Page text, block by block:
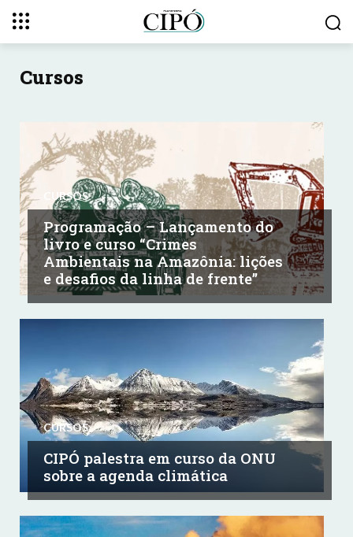
Cursos
CURSOS
Programação – Lançamento do
livro e curso “Crimes
Ambientais na Amazônia: lições
e desafios da linha de frente”
CURSOS
CIPÓ palestra em curso da ONU
sobre a agenda climática